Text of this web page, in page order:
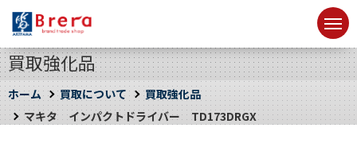
買取強化品
ホーム 買取について
買取強化品
マキタ インパクトドライバー TD173DRGX